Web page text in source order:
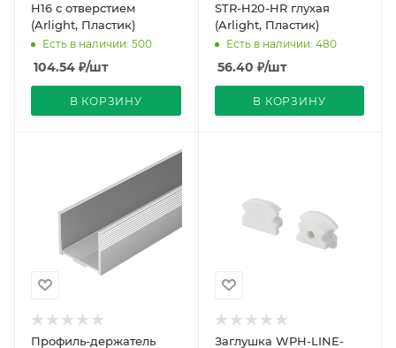
H16 с отверстием
(Arlight, Пластик)
Есть в наличии: 500
104.54 ₽/шт
В КОРЗИНУ
STR-H20-HR глухая
(Arlight, Пластик)
Есть в наличии: 480
56.40 ₽/шт
В КОРЗИНУ
Профиль-держатель
Заглушка WPH-LINE-